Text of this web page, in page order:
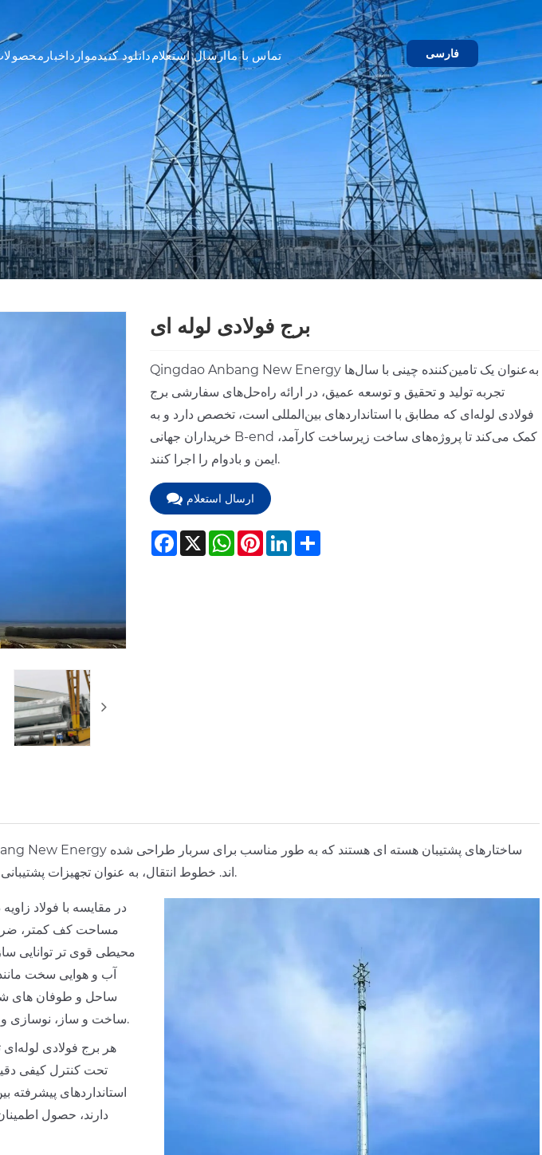
اخبارموارددانلود کنیدارسال استعلامتماس با ما فارسی
برج فولادی لوله ای
Qingdao Anbang New Energy به‌عنوان یک تامین‌کننده چینی با سال‌ها
تجربه تولید و تحقیق و توسعه عمیق، در ارائه راه‌حل‌های سفارشی برج
فولادی لوله‌ای که مطابق با استانداردهای بین‌المللی است، تخصص دارد و به
خریداران جهانی B-end کمک می‌کند تا پروژه‌های ساخت زیرساخت کارآمد،
ایمن و بادوام را اجرا کنند.
ارسال استعلام
Facebook
X WhatsApp
Pinterest
LinkedIn
Share
اند. خطوط انتقال، به عنوان تجهیزات پشتیبانی کلیدی برای چنین خطوطی عمل می کنند.
در مقایسه با فولاد
مساحت کف کمتر،
محیطی قوی تر توانایی
آب و هوایی سخت مانند
ساحل و طوفان های شن
ساخت و ساز، نوسازی و توسعه شبکه برق مدرن در سراسر جهان.
هر برج فولادی لوله‌ای
تحت کنترل کیفی
استانداردهای
دارند، حصول